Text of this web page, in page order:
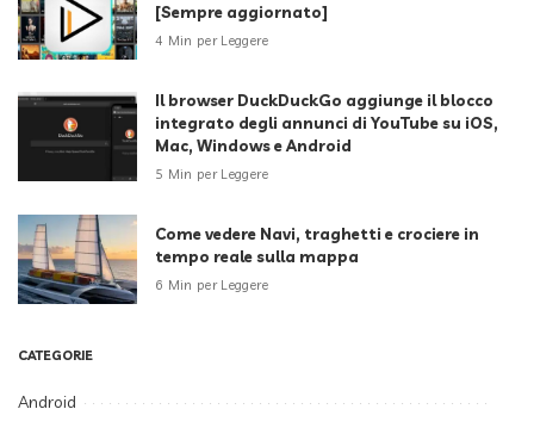
[Sempre aggiornato]
4 Min per Leggere
Il browser DuckDuckGo aggiunge il blocco
integrato degli annunci di YouTube su iOS,
Mac, Windows e Android
5 Min per Leggere
Come vedere Navi, traghetti e crociere in
tempo reale sulla mappa
6 Min per Leggere
CATEGORIE
Android